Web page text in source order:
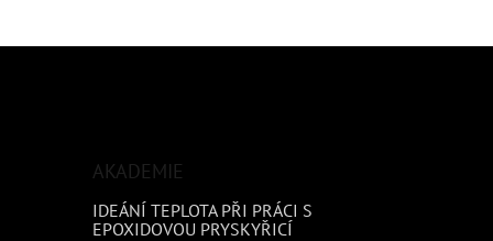
AKADEMIE
IDEÁNÍ TEPLOTA PŘI PRÁCI S
EPOXIDOVOU PRYSKYŘICÍ